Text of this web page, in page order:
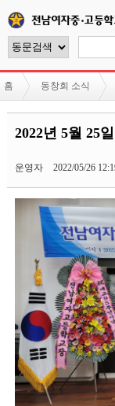
홈 동창회 소식
2022년 5월 25
운영자 2022/05/26